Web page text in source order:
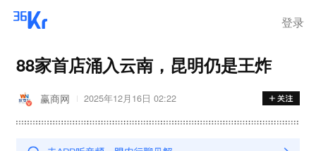
登录
88家首店涌入云南，昆明仍是王炸
赢商网 2025年12月16日 02:22